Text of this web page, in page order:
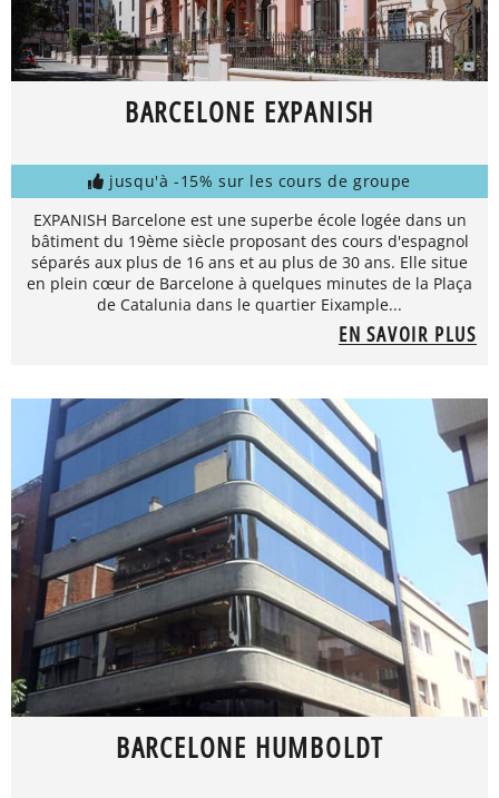
BARCELONE EXPANISH
jusqu'à -15% sur les cours de groupe
EXPANISH Barcelone est une superbe école logée dans un
bâtiment du 19ème siècle proposant des cours d'espagnol
séparés aux plus de 16 ans et au plus de 30 ans. Elle situe
en plein cœur de Barcelone à quelques minutes de la Plaça
de Catalunia dans le quartier Eixample...
EN SAVOIR PLUS
BARCELONE HUMBOLDT